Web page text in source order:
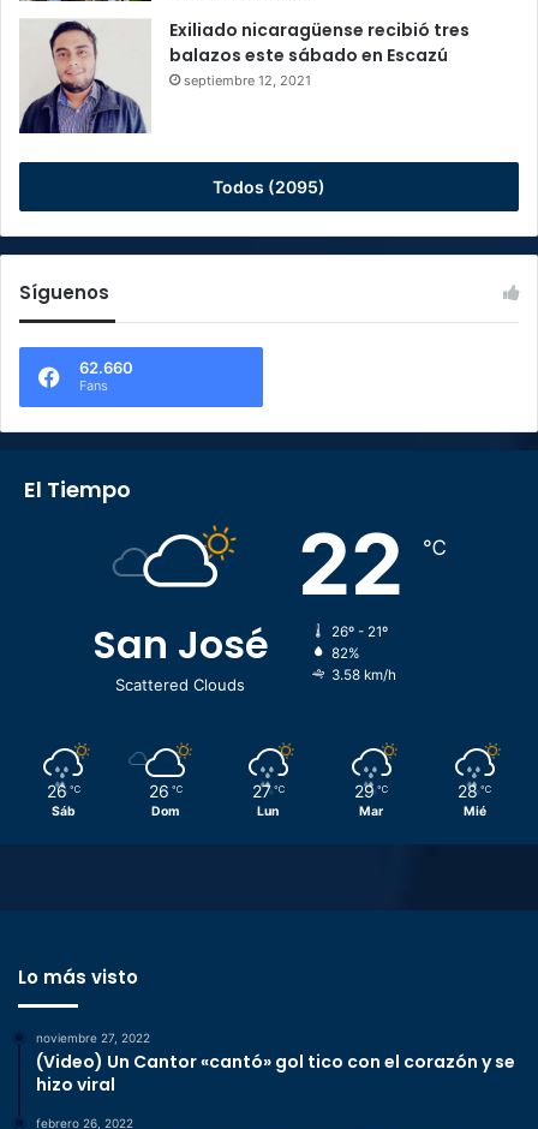
Exiliado nicaragüense recibió tres
balazos este sábado en Escazú
septiembre 12, 2021
Todos (2095)
Síguenos
62.660
Fans
El Tiempo
San José
Scattered Clouds
22 ℃
26º - 21º
82%
3.58 km/h
26 ℃
Sáb
26 ℃
Dom
27 ℃
Lun
29 ℃
Mar
28 ℃
Mié
Lo más visto
noviembre 27, 2022
(Video) Un Cantor «cantó» gol tico con el corazón y se
hizo viral
febrero 26, 2022